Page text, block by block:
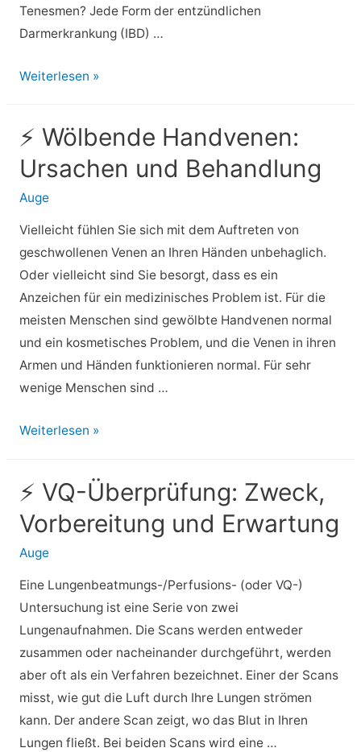
Tenesmen? Jede Form der entzündlichen
Darmerkrankung (IBD) …
⚡
Symptome
und
Weiterlesen »
⚡ Wölbende Handvenen:
Ursachen und Behandlung
Auge
Vielleicht fühlen Sie sich mit dem Auftreten von
geschwollenen Venen an Ihren Händen unbehaglich.
Oder vielleicht sind Sie besorgt, dass es ein
Anzeichen für ein medizinisches Problem ist. Für die
meisten Menschen sind gewölbte Handvenen normal
und ein kosmetisches Problem, und die Venen in ihren
Armen und Händen funktionieren normal. Für sehr
wenige Menschen sind …
⚡
Ursachen
und
Weiterlesen »
⚡ VQ-Überprüfung: Zweck,
Vorbereitung und Erwartung
Auge
Eine Lungenbeatmungs-/Perfusions- (oder VQ-)
Untersuchung ist eine Serie von zwei
Lungenaufnahmen. Die Scans werden entweder
zusammen oder nacheinander durchgeführt, werden
aber oft als ein Verfahren bezeichnet. Einer der Scans
misst, wie gut die Luft durch Ihre Lungen strömen
kann. Der andere Scan zeigt, wo das Blut in Ihren
Lungen fließt. Bei beiden Scans wird eine …